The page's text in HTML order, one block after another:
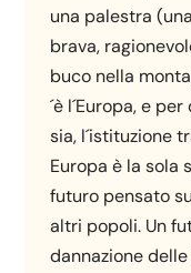
una palestra
brava,
buco nella
´è l´Europa, e
sia, l´istituzione
Europa è la sola
futuro pensato
altri popoli. Un
dannazione